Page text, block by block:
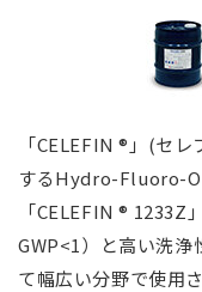
「CELEFIN ®」(セ
するHydro-Fluoro-
「CELEFIN ®
GWP<1）と高い洗
て幅広い分野で使用